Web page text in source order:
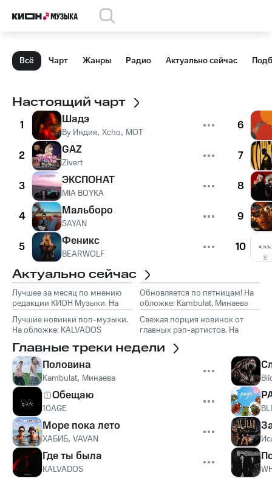
Всё Чарт Жанры Радио Актуально сейчас
Настоящий чарт
1 Шадэ
By Индия, Xcho, MOT
2 GAZ
Zivert
3 ЭКСПОНАТ
MIA BOYKA
4 Мальборо
SAYAN
5 Феникс
BEARWOLF
6
7
8
9
10
Актуально сейчас
Лучшее за месяц по мнению
редакции КИОН Музыки. На
обложке: Marselle
Обновляется по пятницам! На
обложке: Kambulat, Минаева
Лучшие новинки поп-музыки.
На обложке: KALVADOS
Свежая порция новинок от
главных рэп-артистов. На
Главные треки недели
Половина
Kambulat, Минаева
Обещаю
10AGE
Море пока лето
ХАБИБ, VAVAN
Где ты была
KALVADOS